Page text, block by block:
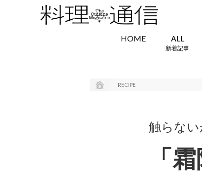
HOME ALL
新着記事
RECIPE
触らな
「